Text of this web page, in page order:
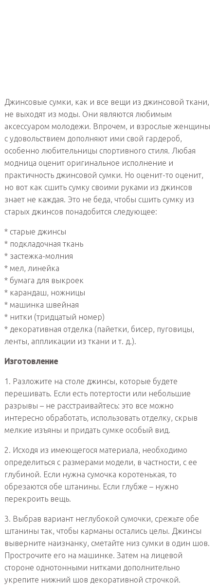
Джинсовые сумки, как и все вещи из джинсовой ткани,
не выходят из моды. Они являются любимым
аксессуаром молодежи. Впрочем, и взрослые женщины
с удовольствием дополняют ими свой гардероб,
особенно любительницы спортивного стиля. Любая
модница оценит оригинальное исполнение и
практичность джинсовой сумки. Но оценит-то оценит,
но вот как сшить сумку своими руками из джинсов
знает не каждая. Это не беда, чтобы сшить сумку из
старых джинсов понадобится следующее:
* старые джинсы
* подкладочная ткань
* застежка-молния
* мел, линейка
* бумага для выкроек
* карандаш, ножницы
* машинка швейная
* нитки (тридцатый номер)
* декоративная отделка (пайетки, бисер, пуговицы,
ленты, аппликации из ткани и т. д.).
Изготовление
1. Разложите на столе джинсы, которые будете
перешивать. Если есть потертости или небольшие
разрывы – не расстраивайтесь: это все можно
интересно обработать, использовать отделку, скрыв
мелкие изъяны и придать сумке особый вид.
2. Исходя из имеющегося материала, необходимо
определиться с размерами модели, в частности, с ее
глубиной. Если нужна сумочка коротенькая, то
обрезаются обе штанины. Если глубже – нужно
перекроить вещь.
3. Выбрав вариант неглубокой сумочки, срежьте обе
штанины так, чтобы карманы остались целы. Джинсы
выверните наизнанку, сметайте низ сумки в один шов.
Прострочите его на машинке. Затем на лицевой
стороне однотонными нитками дополнительно
укрепите нижний шов декоративной строчкой.